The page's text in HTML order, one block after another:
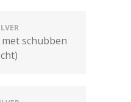
schubben